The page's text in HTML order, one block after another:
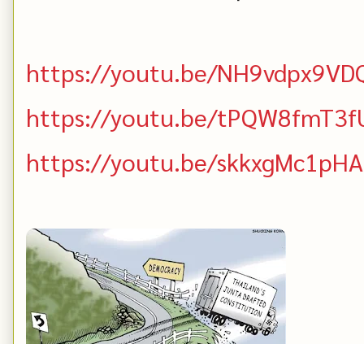
https://youtu.be/
https://youtu.be/
https://youtu.be/skkxgMc1pHA